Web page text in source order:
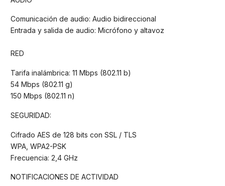
Comunicación de audio: Audio bidireccional
Entrada y salida de audio: Micrófono y altavoz
RED
Tarifa inalámbrica: 11 Mbps (802.11 b)
54 Mbps (802.11 g)
150 Mbps (802.11 n)
SEGURIDAD:
Cifrado AES de 128 bits con SSL / TLS
WPA, WPA2-PSK
Frecuencia: 2,4 GHz
NOTIFICACIONES DE ACTIVIDAD